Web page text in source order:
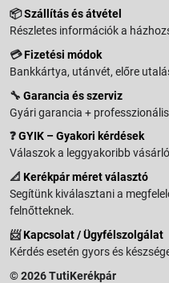
📦Szállítás és átvétel
Részletes információk a
💳Fizetési módok
Bankkártya, utánvét, előre
🔧 Garancia és szerviz
Gyári garancia +
❓GYIK – Gyakori kérdések
Válaszok a leggyakoribb
📐 Kerékpár méret választó
Segítünk kiválasztani a
felnőtteknek.
📨Kapcsolat / Ügyfélszolgálat
Kérdés esetén gyors és
© 2026 TutiKerékpár